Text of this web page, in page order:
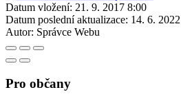
Datum vložení: 21. 9. 2017 8:00
Datum poslední aktualizace: 14. 6.
Autor: Správce Webu
Pro občany